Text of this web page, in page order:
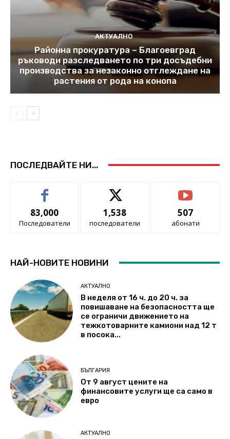
АКТУАЛНО
Районна прокуратура – Благоевград
ръководи разследването по три досъдебни
производства за незаконно отглеждане на
растения от рода на конопа
ПОСЛЕДВАЙТЕ НИ...
83,000
Последователи
1,538
последователи
507
абонати
НАЙ-НОВИТЕ НОВИНИ
АКТУАЛНО
В неделя от 16 ч. до 20 ч. за
повишаване на безопасността ще
се ограничи движението на
тежкотоварните камиони над 12 т
в посока...
БЪЛГАРИЯ
От 9 август цените на
финансовите услуги ще са само в
евро
АКТУАЛНО